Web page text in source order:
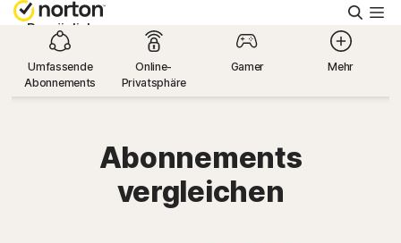
Persönlich
Small Business
Kostenlos testen
Umfassende
Abonnements
Online-
Privatsphäre
Gamer Mehr
Abonnements
vergleichen